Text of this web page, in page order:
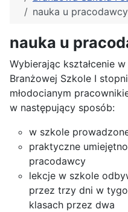
nauka u pracodawcy
nauka u
Wybierając kształcenie
Branżowej Szkole I
młodocianym
w następujący sposób:
w szkole
praktyczne
pracodawcy
lekcje w szkole
przez trzy dni w
klasach przez dwa